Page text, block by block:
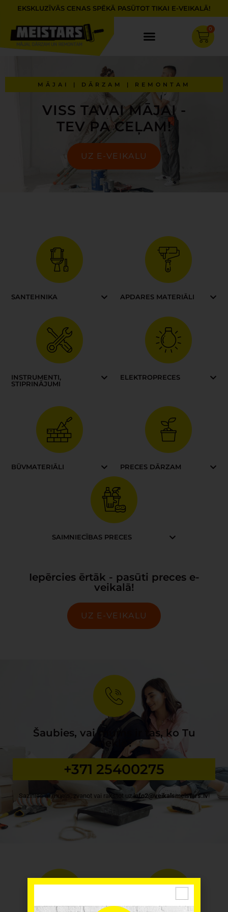
content
EKSKLUZĪVĀS CENAS SPĒKĀ PASŪTOT TIKAI E-VEIKALĀ!
0
Cart
MĀJAI | DĀRZAM | REMONTAM
VISS TAVAI MĀJAI -
TEV PA CEĻAM!
UZ E-VEIKALU
SANTEHNIKA APDARES MATERIĀLI
INSTRUMENTI,
STIPRINĀJUMI
ELEKTROPRECES
SAIMNIECĪBAS PRECES
PRECES DĀRZAM
BŪVMATERIĀLI
Iepērcies ērtāk - pasūti preces e-
veikalā!
UZ E-VEIKALU
Šaubies, vai mums ir tas, ko Tu
meklē?
+371 25400275
Sazinies ar mums, zvanot vai rakstot uzinfo2@veikalsmeistars.lv!